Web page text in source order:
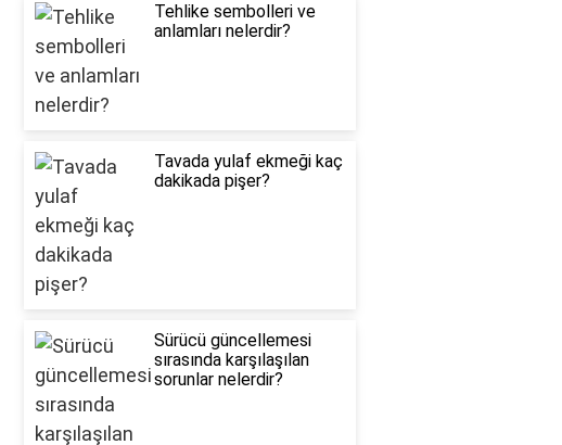
Tehlike sembolleri ve
anlamları nelerdir?
Tavada yulaf ekmeği kaç
dakikada pişer?
Sürücü güncellemesi
sırasında karşılaşılan
sorunlar nelerdir?